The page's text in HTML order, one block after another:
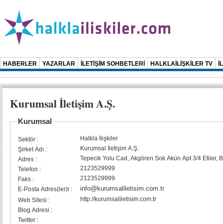
HABERLER YAZARLAR İLETİŞİM SOHBETLERİ HALKLAİLİŞKİLER TV
Kurumsal İletişim A.Ş.
Kurumsal
Sektör :
Halkla İlişkiler
Şirket Adı :
Kurumsal İletişim A.Ş.
Adres :
Tepecik Yolu Cad, Akgören Sok Akün Apt 3/4 Etiler,
Telefon :
2123529999
Faks :
2123529999
E-Posta Adres(ler)i :
info@kurumsaliletisim.com.tr
Web Sitesi :
http://kurumsaliletisim.com.tr
Blog Adresi :
Twitter :